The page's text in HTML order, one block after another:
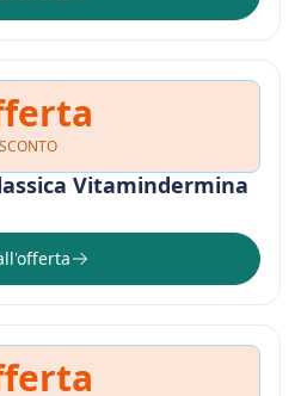
SCONTO
Vitamindermina